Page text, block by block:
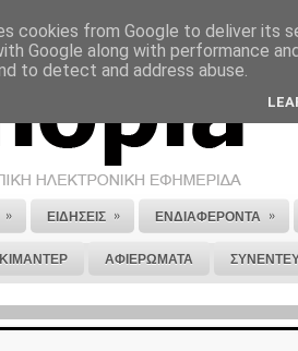
ΕΠΙΚΟΙΝΩΝΙΑ ΣΤΕΙΛΕ ΜΑΣ
» ΕΙΔΗΣΕΙΣ » ΕΝΔΙΑΦΕΡΟΝΤΑ »
ΑΦΙΕΡΩΜΑΤΑ
cookies from Google to deliver its
Google along with performance
to detect and address abuse.